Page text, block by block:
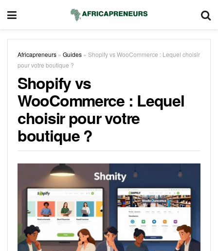
Africapreneurs » Guides » Shopify vs WooCommerce : Lequel choisir
pour votre boutique ?
Shopify vs
WooCommerce : Lequel
choisir pour votre
boutique ?